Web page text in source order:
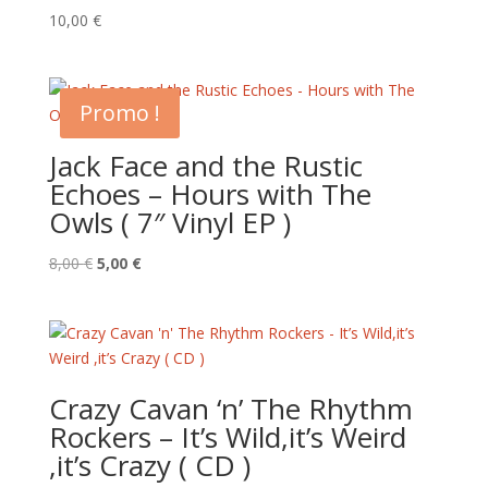
10,00 €
Promo !
Jack Face and the Rustic
Echoes – Hours with The
Owls ( 7″ Vinyl EP )
8,00€ Le
était :
8,00 €.
5,00 €Le
est :
5,00 €.
Crazy Cavan ‘n’ The Rhythm
Rockers – It’s Wild,it’s Weird
,it’s Crazy ( CD )